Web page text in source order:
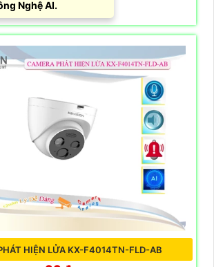
Nghệ AI.
HIỆN LỬA KX-F4014TN-FLD-AB